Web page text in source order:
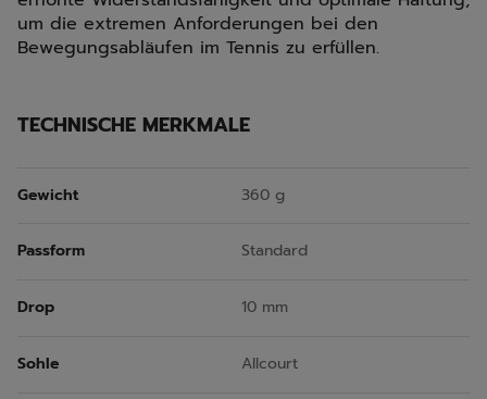
um die extremen Anforderungen bei den
Bewegungsabläufen im Tennis zu erfüllen.
TECHNISCHE MERKMALE
Gewicht 360 g
Passform Standard
Drop 10 mm
Sohle Allcourt